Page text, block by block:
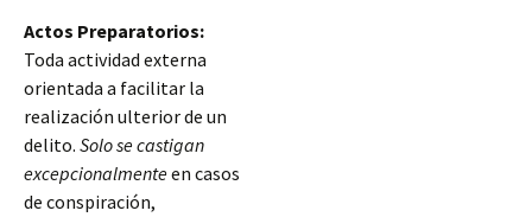
Actos Preparatorios:
Toda actividad externa
orientada a facilitar la
realización ulterior de un
delito. Solo se castigan
excepcionalmenteen casos
de conspiración,